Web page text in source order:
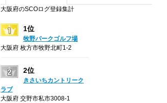
大阪府のSCOログ登録集計
1位
牧野パークゴルフ場
大阪府 枚方市牧野北町1-2
2位
きさいちカントリーク
ラブ
大阪府 交野市私市3008-1